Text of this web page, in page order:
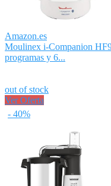
Amazon.es
Moulinex i-Companion
programas y 6...
out of stock
Ver Oferta
- 40%